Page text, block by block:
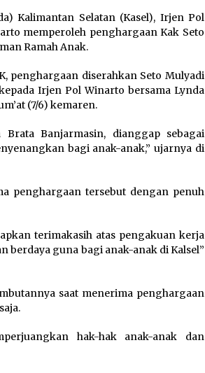
Kalimantan Selatan (Kasel), Irjen Pol
memperoleh penghargaan Kak Seto
Ramah Anak.
penghargaan diserahkan Seto Mulyadi
Irjen Pol Winarto bersama Lynda
(7/6) kemaren.
Banjarmasin, dianggap sebagai
bagi anak-anak,” ujarnya di
penghargaan tersebut dengan penuh
terimakasih atas pengakuan kerja
berdaya guna bagi anak-anak di Kalsel”
saat menerima penghargaan
hak-hak anak-anak dan